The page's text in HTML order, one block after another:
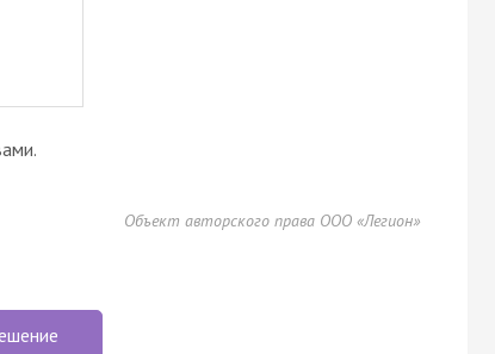
Объект авторского права ООО «Легион»